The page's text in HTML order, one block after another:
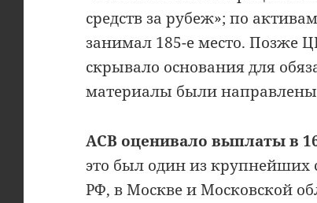
средств за рубеж»; по
занимал 185-е место. Позже
скрывало основания для
материалы были
АСВ оценивало выплаты в
это был один из крупнейших
РФ, в Москве и Московской